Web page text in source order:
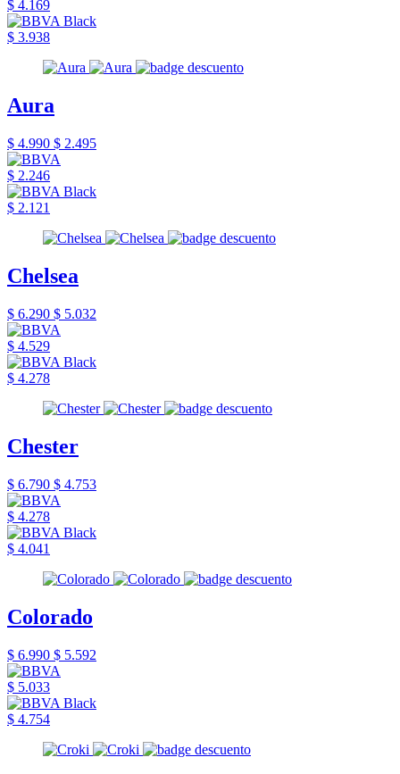
$ 4.169
$ 3.938
Aura
$ 4.990 $ 2.495
$ 2.246
$ 2.121
Chelsea
$ 6.290 $ 5.032
$ 4.529
$ 4.278
Chester
$ 6.790 $ 4.753
$ 4.278
$ 4.041
Colorado
$ 6.990 $ 5.592
$ 5.033
$ 4.754